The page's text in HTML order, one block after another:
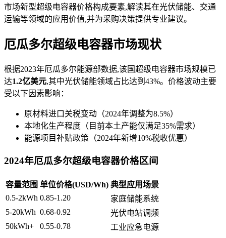
市场新型超级电容器价格构成要素,解读其在光伏储能、交通
运输等领域的应用价值,并为采购决策提供专业建议。
厄瓜多尔超级电容器市场现状
根据2023年厄瓜多尔能源部数据,该国超级电容器市场规模已
达1.2亿美元,其中光伏储能领域占比达到43%。价格波动主要
受以下因素影响：
原材料进口关税变动（2024年调整为8.5%）
本地化生产程度（目前本土产能仅满足35%需求）
能源项目补贴政策（2024年新增10%税收优惠）
2024年厄瓜多尔超级电容器价格区间
容量范围 单位价格(USD/Wh) 典型应用场景
0.5-2kWh 0.85-1.20
家庭储能系统
5-20kWh 0.68-0.92
光伏电站调频
50kWh+
0.55-0.78 工业应急电源